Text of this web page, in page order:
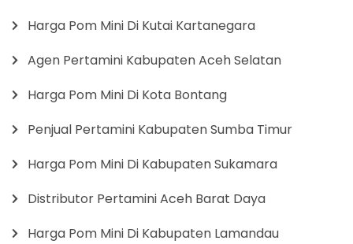
Harga Pom Mini Di Kutai Kartanegara
Agen Pertamini Kabupaten Aceh Selatan
Harga Pom Mini Di Kota Bontang
Penjual Pertamini Kabupaten Sumba Timur
Harga Pom Mini Di Kabupaten Sukamara
Distributor Pertamini Aceh Barat Daya
Harga Pom Mini Di Kabupaten Lamandau